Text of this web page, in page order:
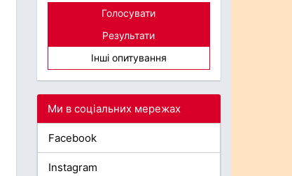
Голосувати
Результати
Інші опитування
Ми в соціальних мережах
Facebook
Instagram